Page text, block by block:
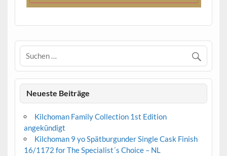
Neueste Beiträge
Kilchoman Family Collection 1st Edition
angekündigt
Kilchoman 9 yo Spätburgunder Single Cask Finish
16/1172 for The Specialist´s Choice – NL